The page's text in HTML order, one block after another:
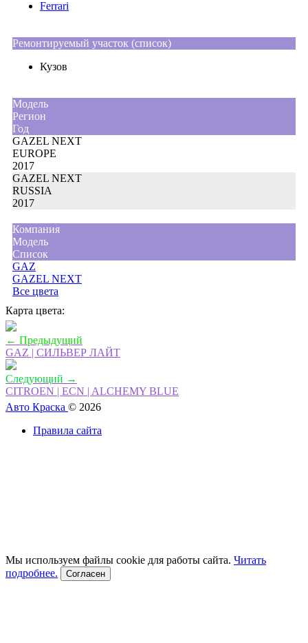
Ferrari
Ремонтируемый участок (список)
Кузов
Moдель
Регион
Год
GAZEL NEXT
EUROPE
2017
GAZEL NEXT
RUSSIA
2017
Компания
Модель
Список
GAZ
GAZEL NEXT
Все цвета
Карта цвета:
← Предыдущий
GAZ | СИЛЬВЕР ЛАЙТ
Следующий →
CITROEN | ECN | ALCHEMY BLUE
Авто Краска © 2026
Правила сайта
Мы используем файлы cookie для работы сайта. Читать
подробнее.
Согласен